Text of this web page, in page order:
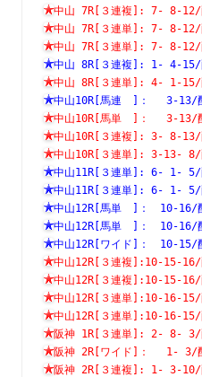
中山 7R[３連複]: 7- 8-
中山 7R[３連単]: 7-
中山 7R[３連単]: 7- 8-
中山 8R[３連複]: 1-
中山 8R[３連単]: 4-
中山10R[馬連　]：　 3-
中山10R[馬単　]：　 3-
中山10R[３連複]: 3- 8-
中山10R[３連単]: 3-13-
中山11R[３連単]: 6- 1- 5/
中山11R[３連単]: 6- 1- 5/
中山12R[馬単　]：　
中山12R[馬単　]：
中山12R[ワイド]：　
中山12R[３連複]:10-
中山12R[３連複
中山12R[３連単]:10-
中山12R[３連単
阪神 1R[３連単]: 2-
阪神 2R[ワイド]：　
阪神 2R[３連複]: 1- 3-